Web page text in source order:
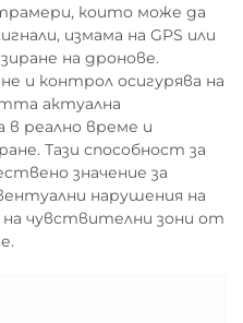
които може да
измама на GPS или
на дронове.
и контрол осигурява на
актуална
в реално време и
Тази способност за
значение за
нарушения на
чувствителни зони от